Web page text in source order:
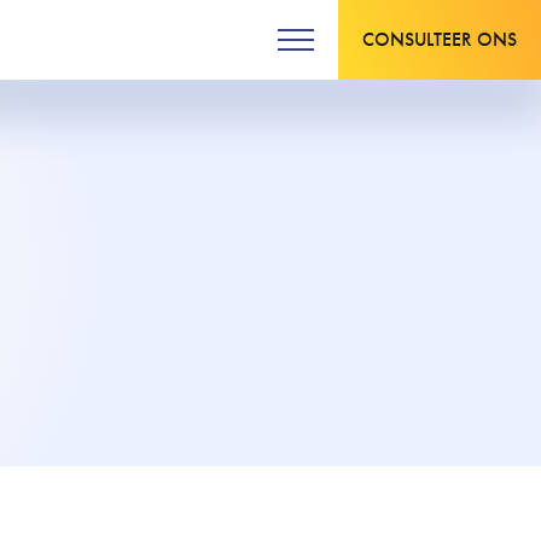
CONSULTEER ONS